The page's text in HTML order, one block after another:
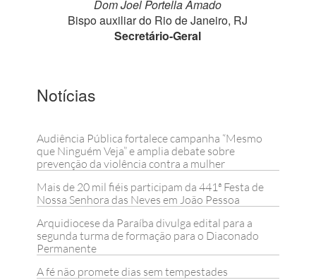
Dom Joel Portella Amado
Bispo auxiliar do Rio de Janeiro, RJ
Secretário-Geral
Notícias
Audiência Pública fortalece campanha “Mesmo
que Ninguém Veja” e amplia debate sobre
prevenção da violência contra a mulher
Mais de 20 mil fiéis participam da 441ª Festa de
Nossa Senhora das Neves em João Pessoa
Arquidiocese da Paraíba divulga edital para a
segunda turma de formação para o Diaconado
Permanente
A fé não promete dias sem tempestades